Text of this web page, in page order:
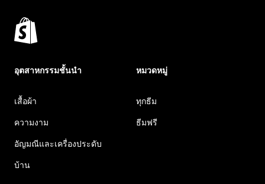
อุตสาหกรรมชั้นนำ
เสื้อผ้า
ความงาม
อัญมณีและเครื่องประดับ
บ้าน
หมวดหมู่
ทุกธีม
ธีมฟรี